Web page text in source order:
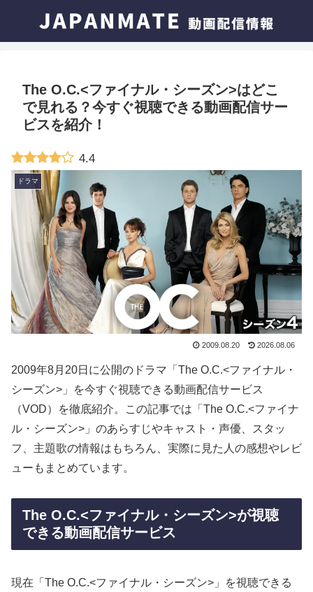
The O.C.<ファイナル・シーズン>はどこ
で見れる？今すぐ視聴できる動画配信サー
ビスを紹介！
4.4
ドラマ
2009.08.20 2026.08.06
2009年8月20日に公開のドラマ「The O.C.<ファイナル・
シーズン>」を今すぐ視聴できる動画配信サービス
（VOD）を徹底紹介。この記事では「The O.C.<ファイナ
ル・シーズン>」のあらすじやキャスト・声優、スタッ
フ、主題歌の情報はもちろん、実際に見た人の感想やレビ
ューもまとめています。
The O.C.<ファイナル・シーズン>が視聴
できる動画配信サービス
現在「The O.C.<ファイナル・シーズン>」を視聴できる